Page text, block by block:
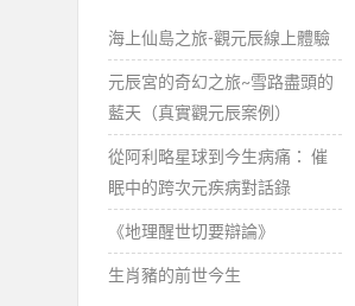
海上仙島之旅-觀元辰線上體驗
元辰宮的奇幻之旅~雪路盡頭的
藍天（真實觀元辰案例）
從阿利略星球到今生病痛： 催
眠中的跨次元疾病對話錄
《地理醒世切要辯論》
生肖豬的前世今生